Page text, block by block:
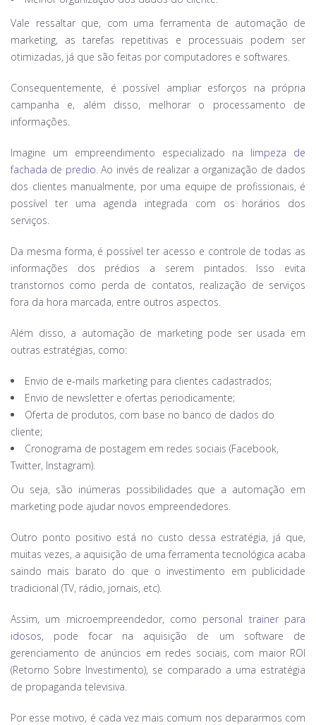
Vale ressaltar que, com uma ferramenta de automação de
marketing, as tarefas repetitivas e processuais podem ser
otimizadas, já que são feitas por computadores e softwares.
Consequentemente, é possível ampliar esforços na própria
campanha e, além disso, melhorar o processamento de
informações.
Imagine um empreendimento especializado na limpeza de
fachada de predio . Ao invés de realizar a organização de dados
dos clientes manualmente, por uma equipe de profissionais, é
possível ter uma agenda integrada com os horários dos
serviços.
Da mesma forma, é possível ter acesso e controle de todas as
informações dos prédios a serem pintados. Isso evita
transtornos como perda de contatos, realização de serviços
fora da hora marcada, entre outros aspectos.
Além disso, a automação de marketing pode ser usada em
outras estratégias, como:
Envio de e-mails marketing para clientes cadastrados;
Envio de newsletter e ofertas periodicamente;
Oferta de produtos, com base no banco de dados do
cliente;
Cronograma de postagem em redes sociais (Facebook,
Twitter, Instagram).
Ou seja, são inúmeras possibilidades que a automação em
marketing pode ajudar novos empreendedores.
Outro ponto positivo está no custo dessa estratégia, já que,
muitas vezes, a aquisição de uma ferramenta tecnológica acaba
saindo mais barato do que o investimento em publicidade
tradicional (TV, rádio, jornais, etc).
Assim, um microempreendedor, como personal trainer para
idosos, pode focar na aquisição de um software de
gerenciamento de anúncios em redes sociais, com maior ROI
(Retorno Sobre Investimento), se comparado a uma estratégia
de propaganda televisiva.
Por esse motivo, é cada vez mais comum nos depararmos com